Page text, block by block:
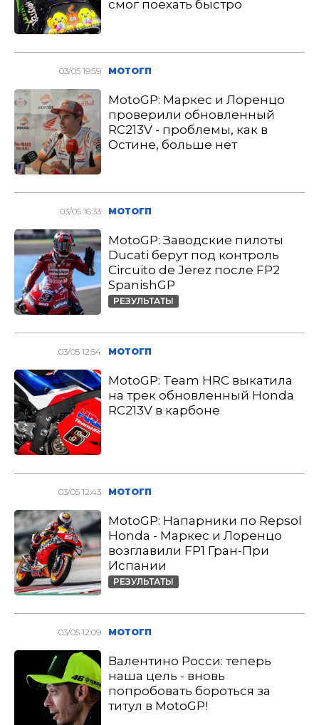
смог поехать быстро
03/05 19:59 МОТОГП
MotoGP: Маркес и Лоренцо
проверили обновленный
RC213V - проблемы, как в
Остине, больше нет
03/05 16:33 МОТОГП
MotoGP: Заводские пилоты
Ducati берут под контроль
Circuito de Jerez после FP2
SpanishGP
РЕЗУЛЬТАТЫ
03/05 12:54 МОТОГП
MotoGP: Team HRC выкатила
на трек обновленный Honda
RC213V в карбоне
03/05 12:43 МОТОГП
MotoGP: Напарники по Repsol
Honda - Маркес и Лоренцо
возглавили FP1 Гран-При
Испании
РЕЗУЛЬТАТЫ
03/05 12:09 МОТОГП
Валентино Росси: теперь
наша цель - вновь
попробовать бороться за
титул в MotoGP!